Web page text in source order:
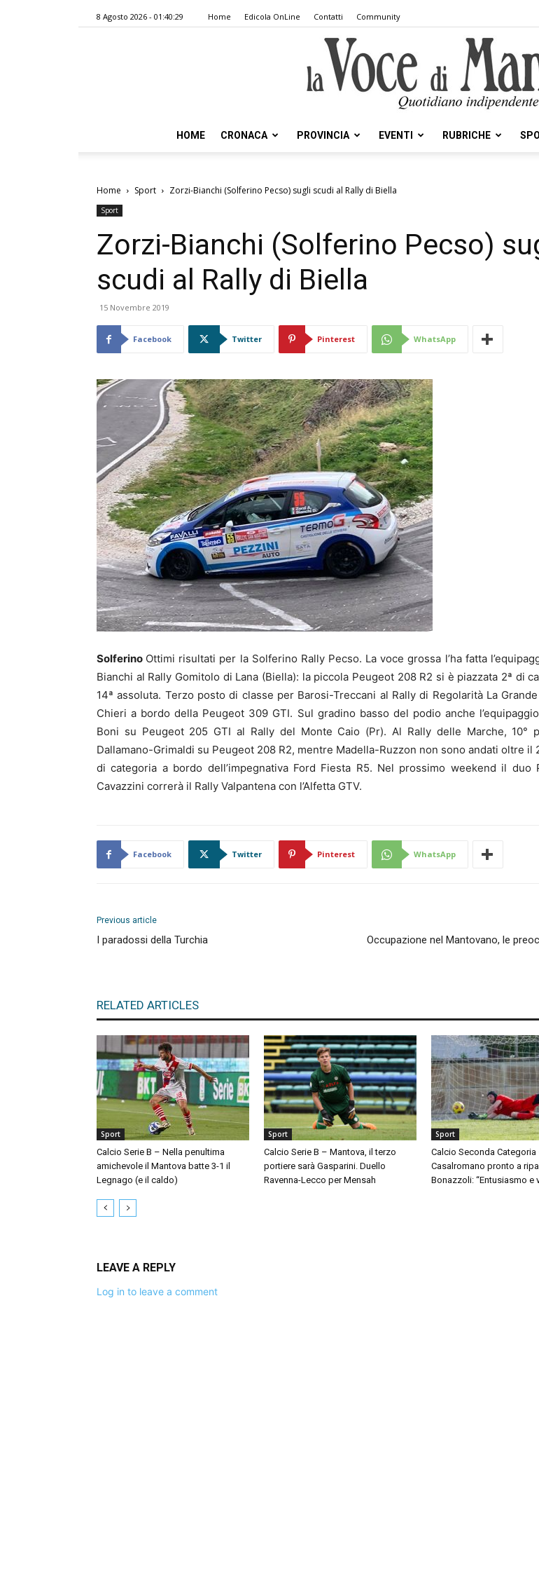
8 Agosto 2026 - 01:40:29 Home Edicola OnLine Contatti Community
Voce
HOME CRONACA PROVINCIA EVENTI RUBRICHE
Home Sport Zorzi-Bianchi (Solferino Pecso) sugli scudi al Rally di Biella
Sport
Zorzi-Bianchi (Solferino Pecso)
scudi al Rally di Biella
15 Novembre 2019
Facebook Twitter Pinterest WhatsApp
Solferino Ottimi risultati per la Solferino Rally Pecso. La voce grossa l’ha fatta
Bianchi al Rally Gomitolo di Lana (Biella): la piccola Peugeot 208 R2 si è piazzata 2ª di
14ª assoluta. Terzo posto di classe per Barosi-Treccani al Rally di Regolarità La
Chieri a bordo della Peugeot 309 GTI. Sul gradino basso del podio anche
Boni su Peugeot 205 GTI al Rally del Monte Caio (Pr). Al Rally delle Marche, 10°
Dallamano-Grimaldi su Peugeot 208 R2, mentre Madella-Ruzzon non sono andati oltre il
di categoria a bordo dell’impegnativa Ford Fiesta R5. Nel prossimo weekend il duo
Cavazzini correrà il Rally Valpantena con l’Alfetta GTV.
Facebook Twitter Pinterest WhatsApp
Previous article
I paradossi della Turchia
Occupazione nel Mantovano, le
RELATED ARTICLES
Sport
Calcio Serie B – Nella penultima
amichevole il Mantova batte 3-1 il
Legnago (e il caldo)
Sport
Calcio Serie B – Mantova, il terzo
portiere sarà Gasparini. Duello
Ravenna-Lecco per Mensah
Sport
Calcio Seconda Categoria
Casalromano pronto a
Bonazzoli: “Entusiasmo e
LEAVE A REPLY
Log in to leave a comment